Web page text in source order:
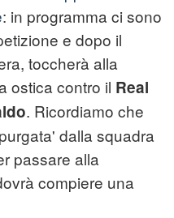
: in programma ci sono
e dopo il
toccherà alla
ostica contro il Real
. Ricordiamo che
dalla squadra
passare alla
compiere una